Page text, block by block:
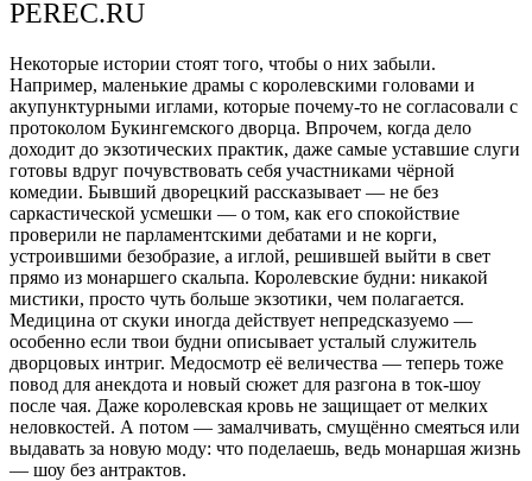
PEREC.RU
Некоторые истории стоят того, чтобы о них забыли.
Например, маленькие драмы с королевскими головами и
акупунктурными иглами, которые почему-то не согласовали с
протоколом Букингемского дворца. Впрочем, когда дело
доходит до экзотических практик, даже самые уставшие слуги
готовы вдруг почувствовать себя участниками чёрной
комедии. Бывший дворецкий рассказывает — не без
саркастической усмешки — о том, как его спокойствие
проверили не парламентскими дебатами и не корги,
устроившими безобразие, а иглой, решившей выйти в свет
прямо из монаршего скальпа. Королевские будни: никакой
мистики, просто чуть больше экзотики, чем полагается.
Медицина от скуки иногда действует непредсказуемо —
особенно если твои будни описывает усталый служитель
дворцовых интриг. Медосмотр её величества — теперь тоже
повод для анекдота и новый сюжет для разгона в ток-шоу
после чая. Даже королевская кровь не защищает от мелких
неловкостей. А потом — замалчивать, смущённо смеяться или
выдавать за новую моду: что поделаешь, ведь монаршая жизнь
— шоу без антрактов.